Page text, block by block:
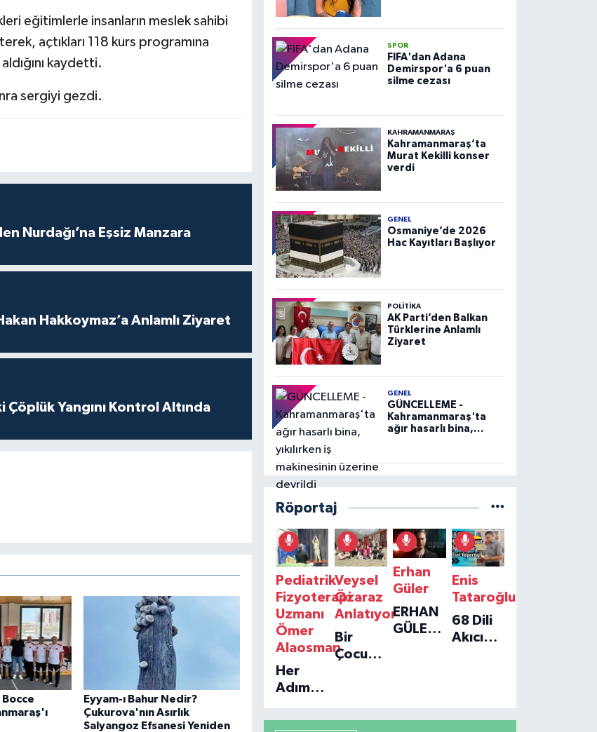
eğitimlerle insanların meslek sahibi
açtıkları 118 kurs programına
kaydetti.
sergiyi gezdi.
Nurdağı’na Eşsiz Manzara
Hakkoymaz’a Anlamlı Ziyaret
Çöplük Yangını Kontrol Altında
Eyyam-ı Bahur Nedir?
Çukurova'nın Asırlık
Salyangoz Efsanesi Yeniden
SPOR
FIFA'dan Adana
Demirspor'a 6 puan
silme cezası
KAHRAMANMARAŞ
Kahramanmaraş’ta
Murat Kekilli konser
verdi
GENEL
Osmaniye’de 2026
Hac Kayıtları Başlıyor
POLITIKA
AK Parti’den Balkan
Türklerine Anlamlı
Ziyaret
GENEL
GÜNCELLEME -
Kahramanmaraş'ta
ağır hasarlı bina,
devrildi
Röportaj
Pediatrik
Fizyoterapi
Uzmanı
Ömer
Alaosman
Her
Adım
Umut:
Veysel
Özaraz
Anlatıyor
Bir
Çocuğun
Yolculuğu
Erhan
Güler
ERHAN
GÜLER'IN
Enis
Tataroğlu
68 Dili
Akıcı